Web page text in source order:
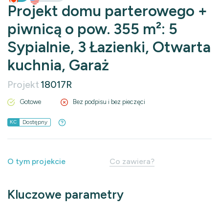
Projekt domu parterowego +
piwnicą o pow. 355 m²: 5
Sypialnie, 3 Łazienki, Otwarta
kuchnia, Garaż
Projekt 18017R
Gotowe Bez podpisu i bez pieczęci
KC Dostępny
O tym projekcie Co zawiera?
Kluczowe parametry